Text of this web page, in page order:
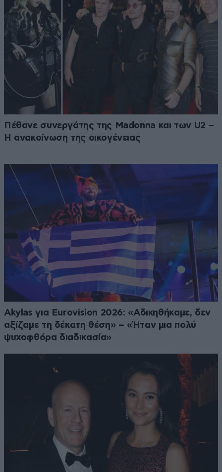
Πέθανε συνεργάτης της Madonna και των U2 –
Η ανακοίνωση της οικογένειας
Akylas για Eurovision 2026: «Aδικηθήκαμε, δεν
αξίζαμε τη δέκατη θέση» – «Ήταν μια πολύ
ψυχοφθόρα διαδικασία»